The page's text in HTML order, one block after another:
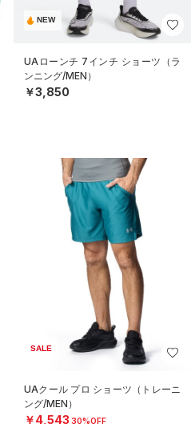
NEW
UAローンチ 7インチ ショーツ（ラ
ンニング/MEN）
￥3,850
SALE
UAクール プロ ショーツ（トレーニ
ング/MEN）
￥4,543 30%OFF